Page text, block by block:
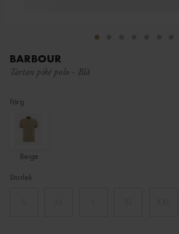
BARBOUR
Tartan piké polo - Blå
Färg
Beige
Storlek